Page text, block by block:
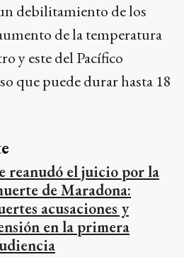
debilitamiento de los
de la temperatura
y este del Pacífico
que puede durar hasta 18
reanudó el juicio por la
de Maradona:
acusaciones y
en la primera